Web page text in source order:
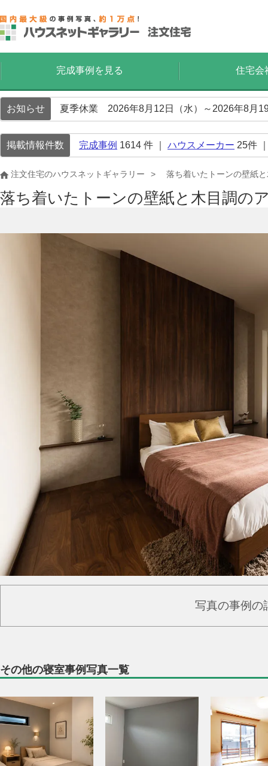
完成事例を見る 住宅会
お知らせ 夏季休業 2026年8月12日（水）～2026年8月
掲載情報件数 完成事例 1614 件 ｜ ハウスメーカー 25件
注文住宅のハウスネットギャラリー 落ち着いたトーンの壁紙
落ち着いたトーンの壁紙と木目調の
写真の事例の
その他の寝室事例写真一覧